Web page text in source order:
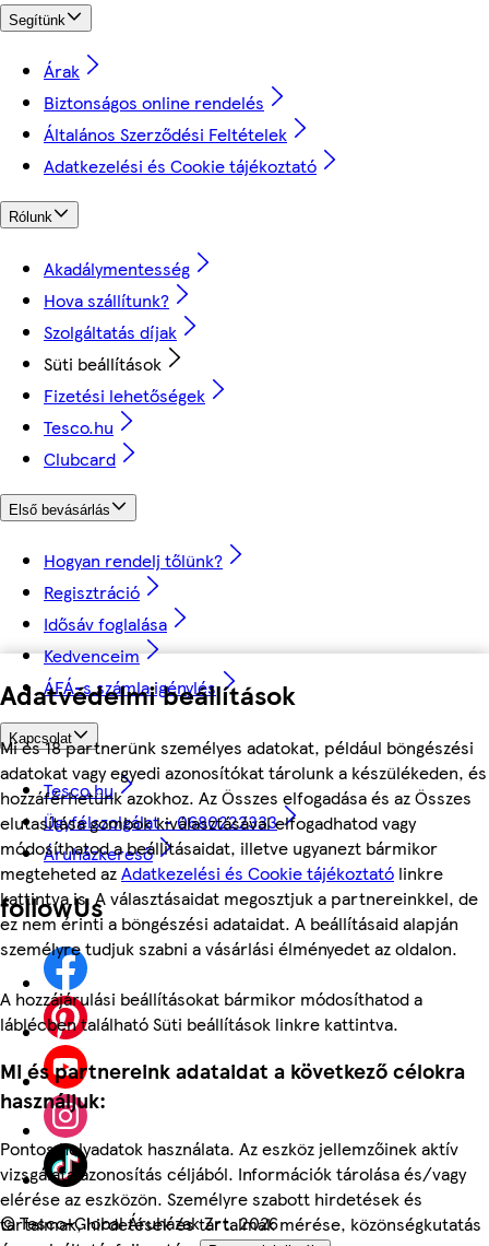
Adatvédelmi beállítások
Mi és 18 partnerünk személyes adatokat, például böngészési
adatokat vagy egyedi azonosítókat tárolunk a készülékeden, és
hozzáférhetünk azokhoz. Az Összes elfogadása és az Összes
elutasítása gombok kiválasztásával elfogadhatod vagy
módosíthatod a beállításaidat, illetve ugyanezt bármikor
megteheted azAdatkezelési és Cookie tájékoztató linkre
kattintva is. A választásaidat megosztjuk a partnereinkkel, de
ez nem érinti a böngészési adataidat. A beállításaid alapján
személyre tudjuk szabni a vásárlási élményedet az oldalon.
A hozzájárulási beállításokat bármikor módosíthatod a
láblécben található Süti beállítások linkre kattintva.
Mi és partnereink adataidat a következő célokra
használjuk:
Pontos helyadatok használata. Az eszköz jellemzőinek aktív
vizsgálata azonosítás céljából. Információk tárolása és/vagy
elérése az eszközön. Személyre szabott hirdetések és
tartalmak, hirdetések és tartalmak mérése, közönségkutatás
Segítünk
Árak
Biztonságos online rendelés
Általános Szerződési Feltételek
Adatkezelési és Cookie tájékoztató
Rólunk
Akadálymentesség
Hova szállítunk?
Szolgáltatás díjak
Süti beállítások
Fizetési lehetőségek
Tesco.hu
Clubcard
Első bevásárlás
Hogyan rendelj tőlünk?
Regisztráció
Idősáv foglalása
Kedvenceim
ÁFÁ-s számla igénylés
Kapcsolat
Tesco.hu
Ügyfélszolgálat - 0680222333
Áruházkereső
followUs
©Tesco-Global Áruházak Zrt. 2026